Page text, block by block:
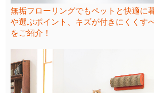
無垢フローリングでもペットと快適に
や選ぶポイント、キズが付きにくくす
をご紹介！